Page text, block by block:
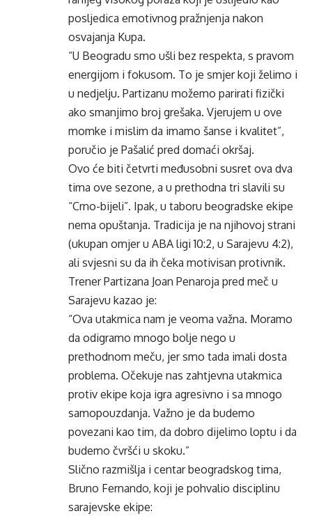
posljedica emotivnog pražnjenja nakon
osvajanja Kupa.
“U Beogradu smo ušli bez respekta, s pravom
energijom i fokusom. To je smjer koji želimo i
u nedjelju. Partizanu možemo parirati fizički
ako smanjimo broj grešaka. Vjerujem u ove
momke i mislim da imamo šanse i kvalitet”,
poručio je Pašalić pred domaći okršaj.
Ovo će biti četvrti međusobni susret ova dva
tima ove sezone, a u prethodna tri slavili su
“Crno-bijeli”. Ipak, u taboru beogradske ekipe
nema opuštanja. Tradicija je na njihovoj strani
(ukupan omjer u ABA ligi 10:2, u Sarajevu 4:2),
ali svjesni su da ih čeka motivisan protivnik.
Trener Partizana Joan Penaroja pred meč u
Sarajevu kazao je:
“Ova utakmica nam je veoma važna. Moramo
da odigramo mnogo bolje nego u
prethodnom meču, jer smo tada imali dosta
problema. Očekuje nas zahtjevna utakmica
protiv ekipe koja igra agresivno i sa mnogo
samopouzdanja. Važno je da budemo
povezani kao tim, da dobro dijelimo loptu i da
budemo čvršći u skoku.”
Slično razmišlja i centar beogradskog tima,
Bruno Fernando, koji je pohvalio disciplinu
sarajevske ekipe: